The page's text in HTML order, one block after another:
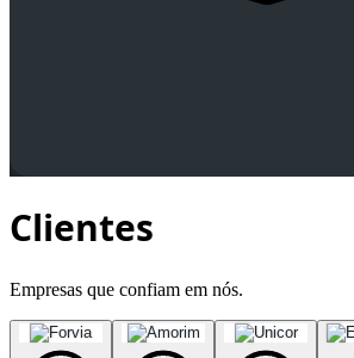
estabilidade e durabilidade.
Clientes
Empresas que confiam em nós.